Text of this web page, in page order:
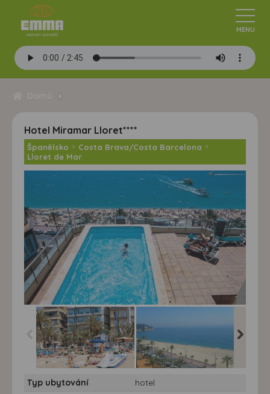
Hotel Miramar Lloret****
Španělsko > Costa Brava/Costa Barcelona >
Lloret de Mar
Typ ubytování
hotel